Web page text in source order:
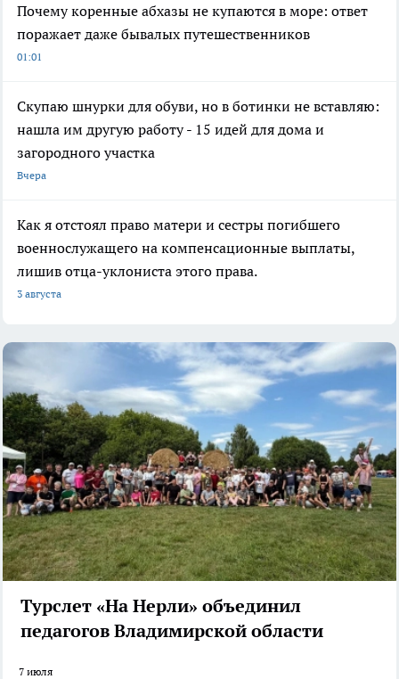
Почему коренные абхазы не купаются в море: ответ
поражает даже бывалых путешественников
01:01
Скупаю шнурки для обуви, но в ботинки не вставляю:
нашла им другую работу - 15 идей для дома и
загородного участка
Вчера
Как я отстоял право матери и сестры погибшего
военнослужащего на компенсационные выплаты,
лишив отца-уклониста этого права.
3 августа
Турслет «На Нерли» объединил
педагогов Владимирской области
7 июля